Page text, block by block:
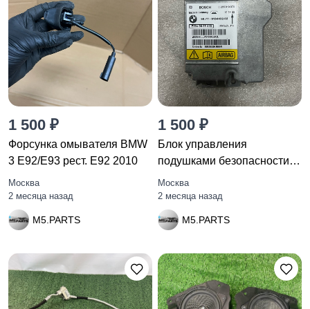
1 500 ₽
Форсунка омывателя BMW
3 E92/E93 рест. E92 2010
Москва
2 месяца назад
M5.PARTS
1 500 ₽
Блок управления
подушками безопасности
BMW 3
Москва
2 месяца назад
M5.PARTS